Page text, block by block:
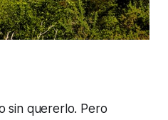
sin quererlo. Pero